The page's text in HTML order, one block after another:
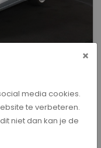
edition
×
media cookies.
te verbeteren.
niet dan kan je de